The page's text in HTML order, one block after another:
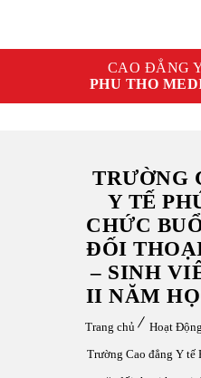
CAO ĐẲNG
PHU THO
TRƯỜNG
Y TẾ
CHỨC
ĐỐI
– SINH
II NĂM
Trang chủ
Hoạt Động
Trường Cao đẳng Y tế